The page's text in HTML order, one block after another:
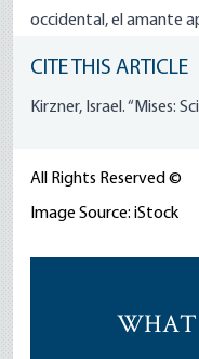
occidental, el amante
CITE THIS ARTICLE
Kirzner, Israel. “Mises:
All Rights Reserved ©
Image Source: iStock
WHAT